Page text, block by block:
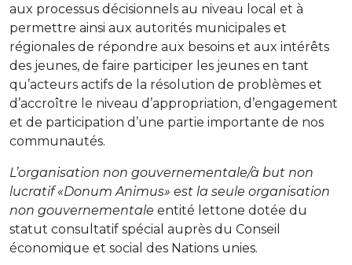
aux processus décisionnels au niveau local et à
permettre ainsi aux autorités municipales et
régionales de répondre aux besoins et aux intérêts
des jeunes, de faire participer les jeunes en tant
qu’acteurs actifs de la résolution de problèmes et
d’accroître le niveau d’appropriation, d’engagement
et de participation d’une partie importante de nos
communautés.
L’organisation non gouvernementale/à but non
lucratif «Donum Animus» est la seule organisation
non gouvernementale entité lettone dotée du
statut consultatif spécial auprès du Conseil
économique et social des Nations unies.